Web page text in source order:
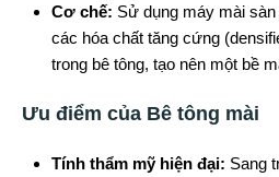
Cơ chế: Sử dụng máy mài
các hóa chất tăng cứng
trong bê tông, tạo nên một bề
Ưu điểm của Bê tông mài
Tính thẩm mỹ hiện đại: Sang